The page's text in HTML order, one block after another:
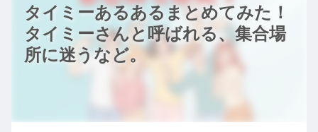
タイミーあるあるまとめてみた！
タイミーさんと呼ばれる、集合場
所に迷うなど。